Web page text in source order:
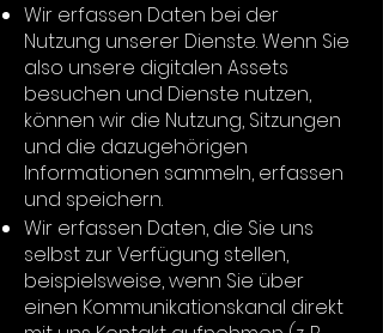
Wir erfassen Daten bei der
Nutzung unserer Dienste. Wenn Sie
also unsere digitalen Assets
besuchen und Dienste nutzen,
können wir die Nutzung, Sitzungen
und die dazugehörigen
Informationen sammeln, erfassen
und speichern.
Wir erfassen Daten, die Sie uns
selbst zur Verfügung stellen,
beispielsweise, wenn Sie über
einen Kommunikationskanal direkt